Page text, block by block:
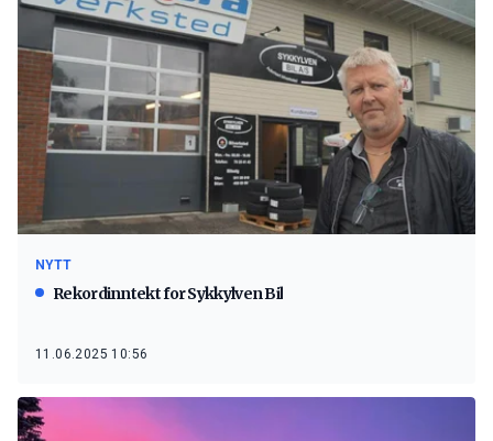
NYTT
Rekordinntekt for Sykkylven Bil
11.06.2025 10:56